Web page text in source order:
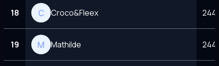
18 Croco&Fleex 244
19 Mathilde 244